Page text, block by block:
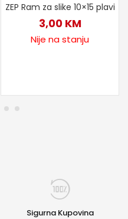
ZEP Ram za slike 10×15 plavi
3,00 KM
Nije na stanju
Sigurna Kupovina